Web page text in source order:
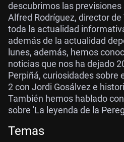
descubrimos las
Alfred Rodríguez, director
toda la actualidad
además de la actualidad
lunes, además, hemos
noticias que nos ha dejado
Perpiñá, curiosidades sobre
2 con Jordi Gosálvez e
También hemos hablado
sobre 'La leyenda de la
Temas